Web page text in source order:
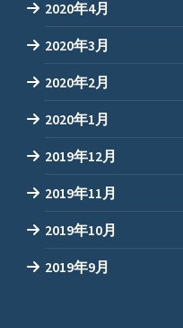
2020年4月
2020年3月
2020年2月
2020年1月
2019年12月
2019年11月
2019年10月
2019年9月